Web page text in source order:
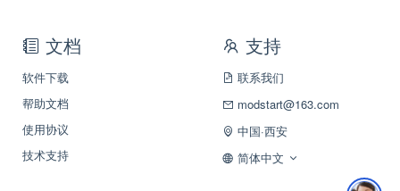
文档
软件下载
帮助文档
使用协议
技术支持
支持
联系我们
modstart@163.com
中国·西安
简体中文